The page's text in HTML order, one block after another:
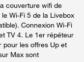
couverture wifi de
Wi-Fi 5 de la Livebox
Connexion Wi-Fi
TV 4. Le 1er répéteur
pour les offres Up et
Max sont